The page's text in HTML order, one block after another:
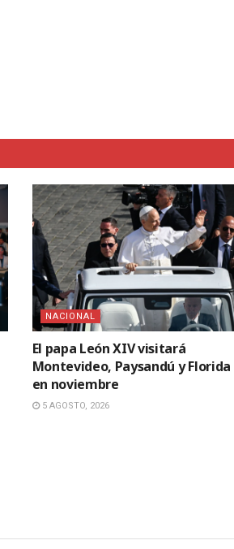
NACIONAL
El papa León XIV visitará
Montevideo, Paysandú y Florida
en noviembre
5 AGOSTO, 2026